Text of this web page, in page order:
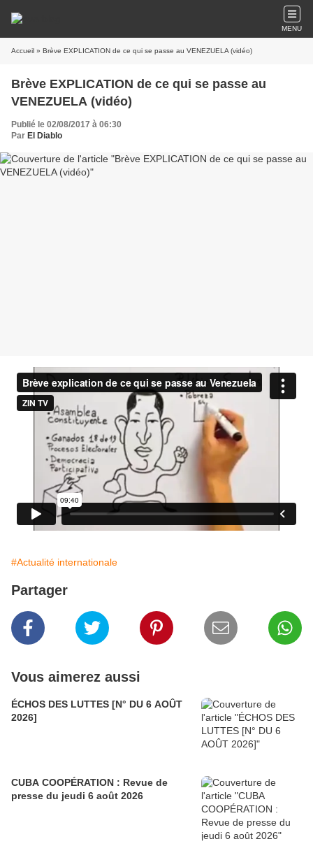
MENU
Accueil » Brève EXPLICATION de ce qui se passe au VENEZUELA (vidéo)
Brève EXPLICATION de ce qui se passe au
VENEZUELA (vidéo)
Publié le 02/08/2017 à 06:30
Par El Diablo
#Actualité internationale
Partager
Vous aimerez aussi
ÉCHOS DES LUTTES [N° DU 6 AOÛT
2026]
CUBA COOPÉRATION : Revue de
presse du jeudi 6 août 2026